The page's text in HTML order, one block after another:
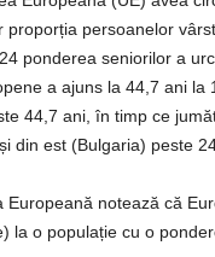
proporția persoanelor
ponderea seniorilor a
a ajuns la 44,7 ani
44,7 ani, în timp ce
din est (Bulgaria) peste
Europeană notează că
la o populație cu o